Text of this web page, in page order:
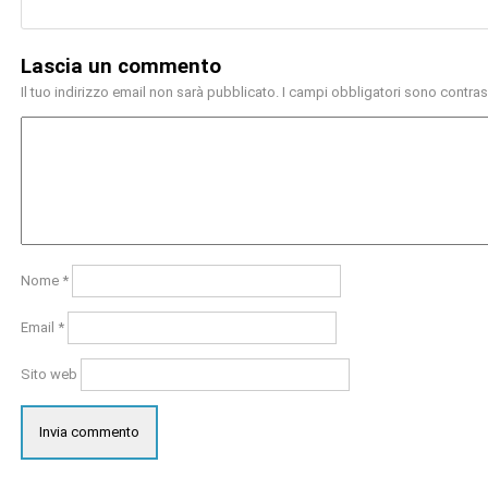
Lascia un commento
Il tuo indirizzo email non sarà pubblicato. I campi obbligatori sono
Nome *
Email *
Sito web